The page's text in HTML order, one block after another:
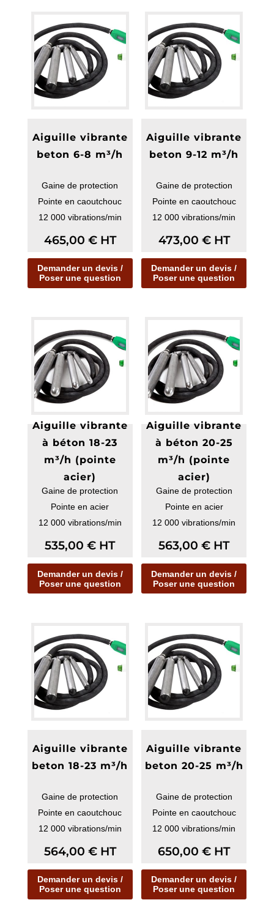
Aiguille vibrante
beton 6-8 m³/h
Gaine de protection
Pointe en caoutchouc
12 000 vibrations/min
465,00 € HT
Demander un devis /
Poser une question
Aiguille vibrante
beton 9-12 m³/h
Gaine de protection
Pointe en caoutchouc
12 000 vibrations/min
473,00 € HT
Demander un devis /
Poser une question
Aiguille vibrante
à béton 18-23
m³/h (pointe
acier)
Gaine de protection
Pointe en acier
12 000 vibrations/min
535,00€ HT
Demander un devis /
Poser une question
Aiguille vibrante
à béton 20-25
m³/h (pointe
acier)
Gaine de protection
Pointe en acier
12 000 vibrations/min
563,00€ HT
Demander un devis /
Poser une question
Aiguille vibrante
beton 18-23 m³/h
Gaine de protection
Pointe en caoutchouc
12 000 vibrations/min
564,00 € HT
Demander un devis /
Poser une question
Aiguille vibrante
beton 20-25 m³/h
Gaine de protection
Pointe en caoutchouc
12 000 vibrations/min
650,00€ HT
Demander un devis /
Poser une question